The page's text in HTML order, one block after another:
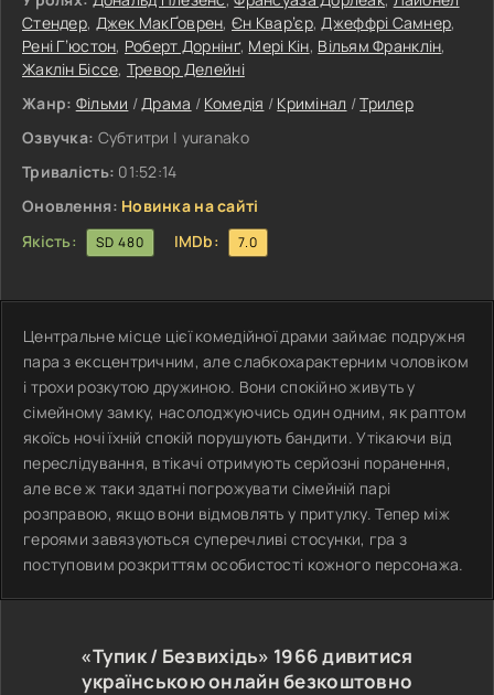
Стендер, Джек МакҐоврен,Єн Квар’єр,Джеффрі Самнер,
Рені Г’юстон, Роберт Дорнінґ, Мері Кін, Вільям Франклін,
Жаклін Біссе, Тревор Делейні
Жанр: Фільми /Драма / Комедія / Кримінал /Трилер
Озвучка: Субтитри | yuranako
Тривалість: 01:52:14
Оновлення: Новинка на сайті
Якість:
SD 480 IMDb: 7.0
Центральне місце цієї комедійної драми займає подружня
пара з ексцентричним, але слабкохарактерним чоловіком
і трохи розкутою дружиною. Вони спокійно живуть у
сімейному замку, насолоджуючись один одним, як раптом
якоїсь ночі їхній спокій порушують бандити. Утікаючи від
переслідування, втікачі отримують серйозні поранення,
але все ж таки здатні погрожувати сімейній парі
розправою, якщо вони відмовлять у притулку. Тепер між
героями завязуються суперечливі стосунки, гра з
поступовим розкриттям особистості кожного персонажа.
«Тупик / Безвихідь» 1966дивитися
українською онлайн безкоштовно